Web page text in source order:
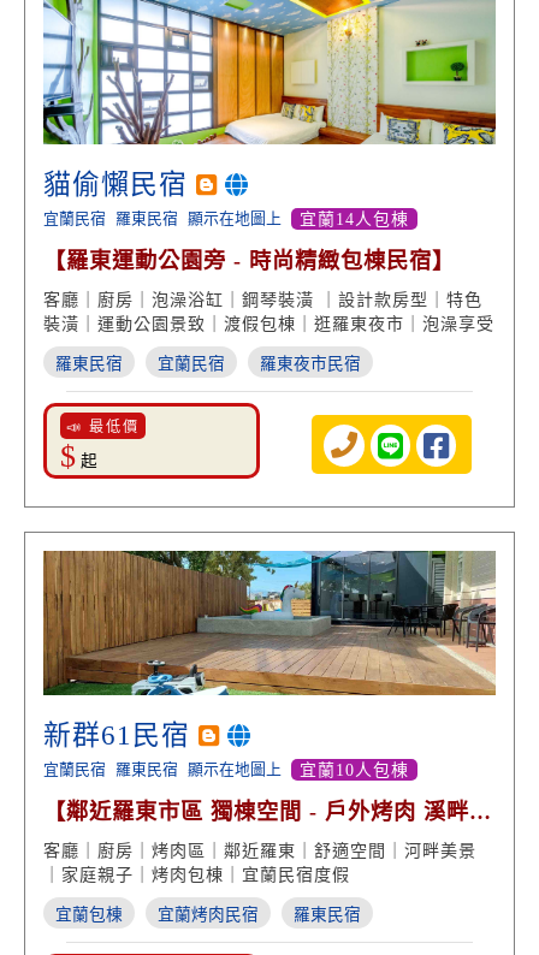
貓偷懶民宿
宜蘭民宿 羅東民宿 顯示在地圖上 宜蘭14人包棟
【羅東運動公園旁 - 時尚精緻包棟民宿】
客廳｜廚房｜泡澡浴缸｜鋼琴裝潢 ｜設計款房型｜特色
裝潢｜運動公園景致｜渡假包棟｜逛羅東夜市｜泡澡享受
羅東民宿 宜蘭民宿 羅東夜市民宿
📣 最低價
$ 起
新群61民宿
宜蘭民宿 羅東民宿 顯示在地圖上 宜蘭10人包棟
【鄰近羅東市區 獨棟空間 - 戶外烤肉 溪畔美
景】
客廳｜廚房｜烤肉區｜鄰近羅東｜舒適空間｜河畔美景
｜家庭親子｜烤肉包棟｜宜蘭民宿度假
宜蘭包棟 宜蘭烤肉民宿 羅東民宿